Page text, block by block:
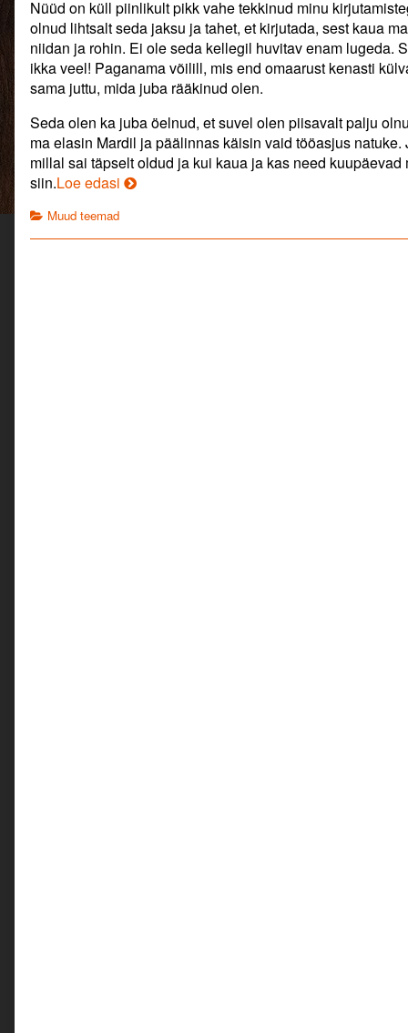
valmis!
published
on
posts
by
the
author
of
Ma
valmis!,
Nüüd on küll piinlikult pikk vahe tekkinud minu
olnud lihtsalt seda jaksu ja tahet, et kirjutada, sest kaua
niidan ja rohin. Ei ole seda kellegil huvitav enam lugeda.
ikka veel! Paganama võilill, mis end omaarust kenasti
sama juttu, mida juba rääkinud olen.
Seda olen ka juba öelnud, et suvel olen piisavalt palju
ma elasin Mardil ja päälinnas käisin vaid tööasjus
millal sai täpselt oldud ja kui kaua ja kas need
siin.Loe edasi Ma
Categories
Muud teemad